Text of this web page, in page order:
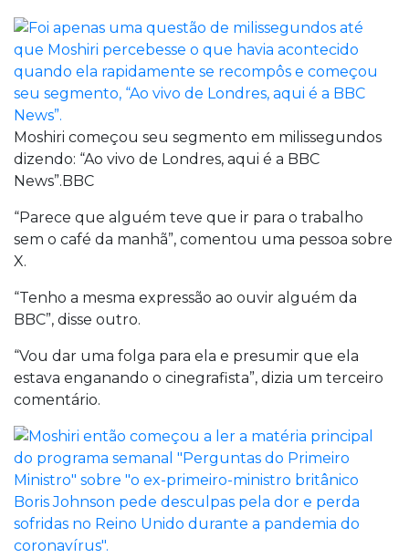
Moshiri começou seu segmento em milissegundos
dizendo: “Ao vivo de Londres, aqui é a BBC
News”.BBC
“Parece que alguém teve que ir para o trabalho
sem o café da manhã”, comentou uma pessoa sobre
X.
“Tenho a mesma expressão ao ouvir alguém da
BBC”, disse outro.
“Vou dar uma folga para ela e presumir que ela
estava enganando o cinegrafista”, dizia um terceiro
comentário.